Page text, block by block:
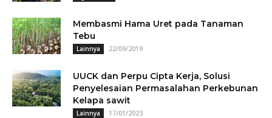
Membasmi Hama Uret pada Tanaman
Tebu
Lainnya 22/09/2019
UUCK dan Perpu Cipta Kerja, Solusi
Penyelesaian Permasalahan Perkebunan
Kelapa sawit
Lainnya 17/01/2023